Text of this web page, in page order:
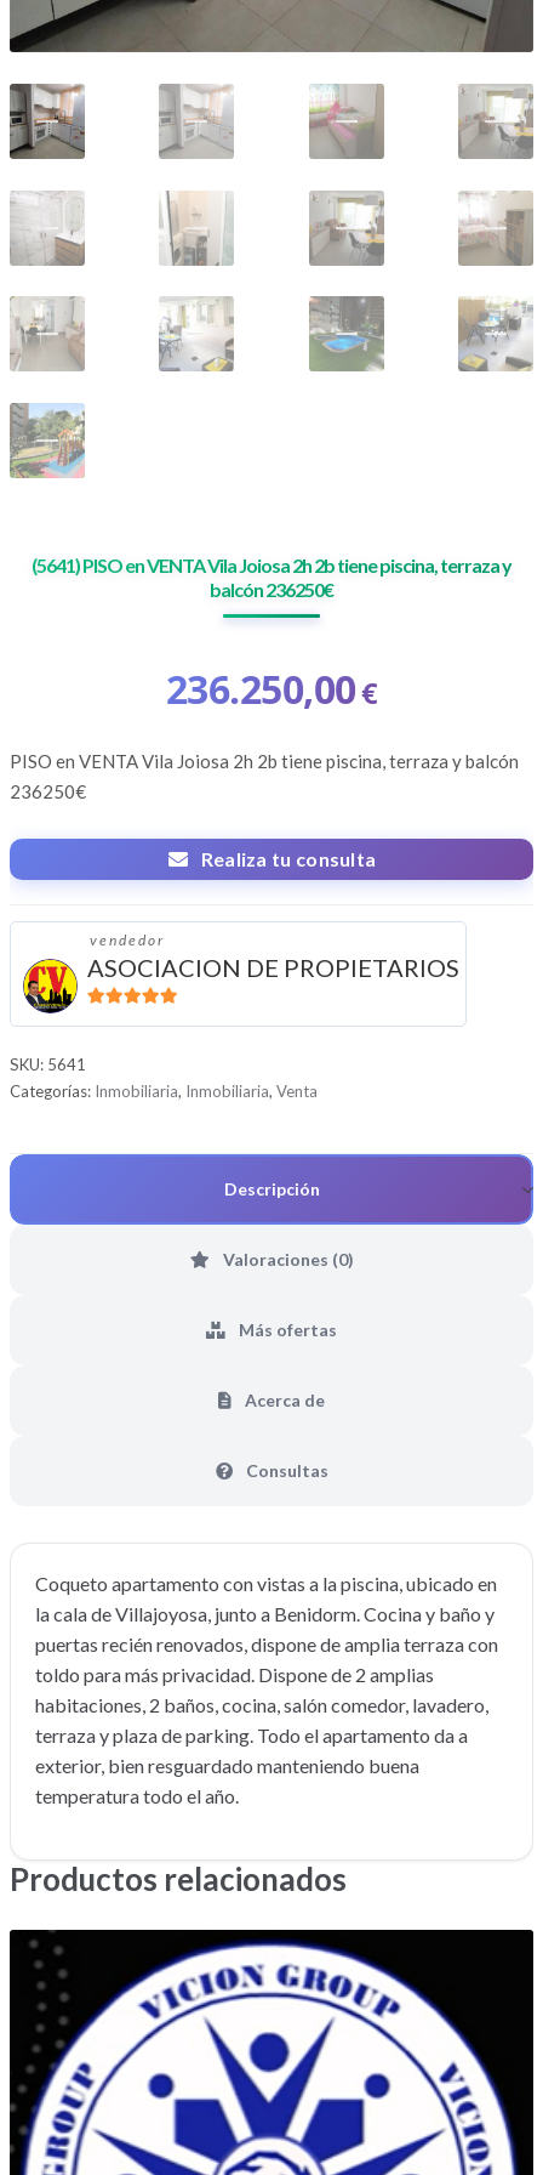
(5641) PISO en VENTA Vila Joiosa 2h 2b tiene piscina, terraza y
balcón 236250€
236.250,00€
PISO en VENTAVila Joiosa 2h 2b tiene piscina, terraza y balcón
236250€
Realiza tu consulta
vendedor
ASOCIACION DE PROPIETARIOS
SKU: 5641
Categorías: Inmobiliaria, Inmobiliaria, Venta
Descripción
Valoraciones (0)
Más ofertas
Acerca de
Consultas
Coqueto apartamento con vistas a la piscina, ubicado en
la cala de Villajoyosa, junto a Benidorm. Cocina y baño y
puertas recién renovados, dispone de amplia terraza con
toldo para más privacidad. Dispone de 2 amplias
habitaciones, 2 baños, cocina, salón comedor, lavadero,
terraza y plaza de parking. Todo el apartamento da a
exterior, bien resguardado manteniendo buena
temperatura todo el año.
Productos relacionados